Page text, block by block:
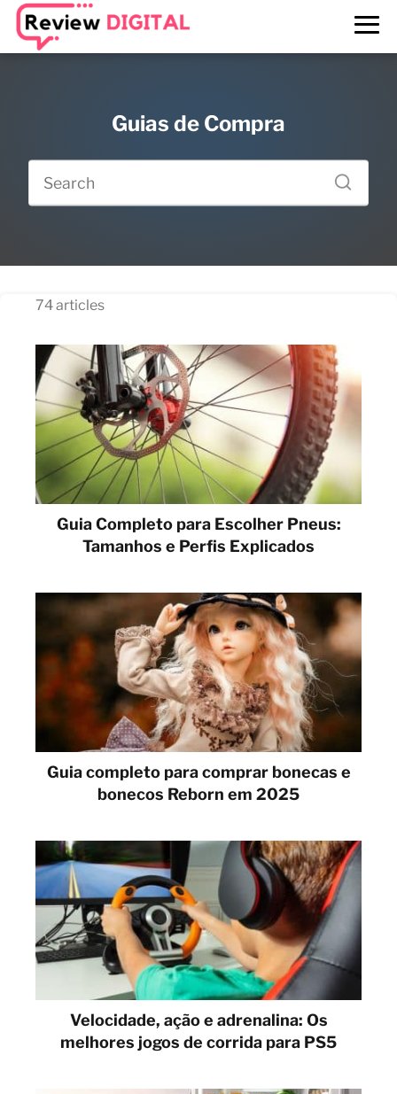
Guias de Compra
74 articles
Guia Completo para Escolher Pneus:
Tamanhos e Perfis Explicados
Guia completo para comprar bonecas e
bonecos Reborn em 2025
Velocidade, ação e adrenalina: Os
melhores jogos de corrida para PS5